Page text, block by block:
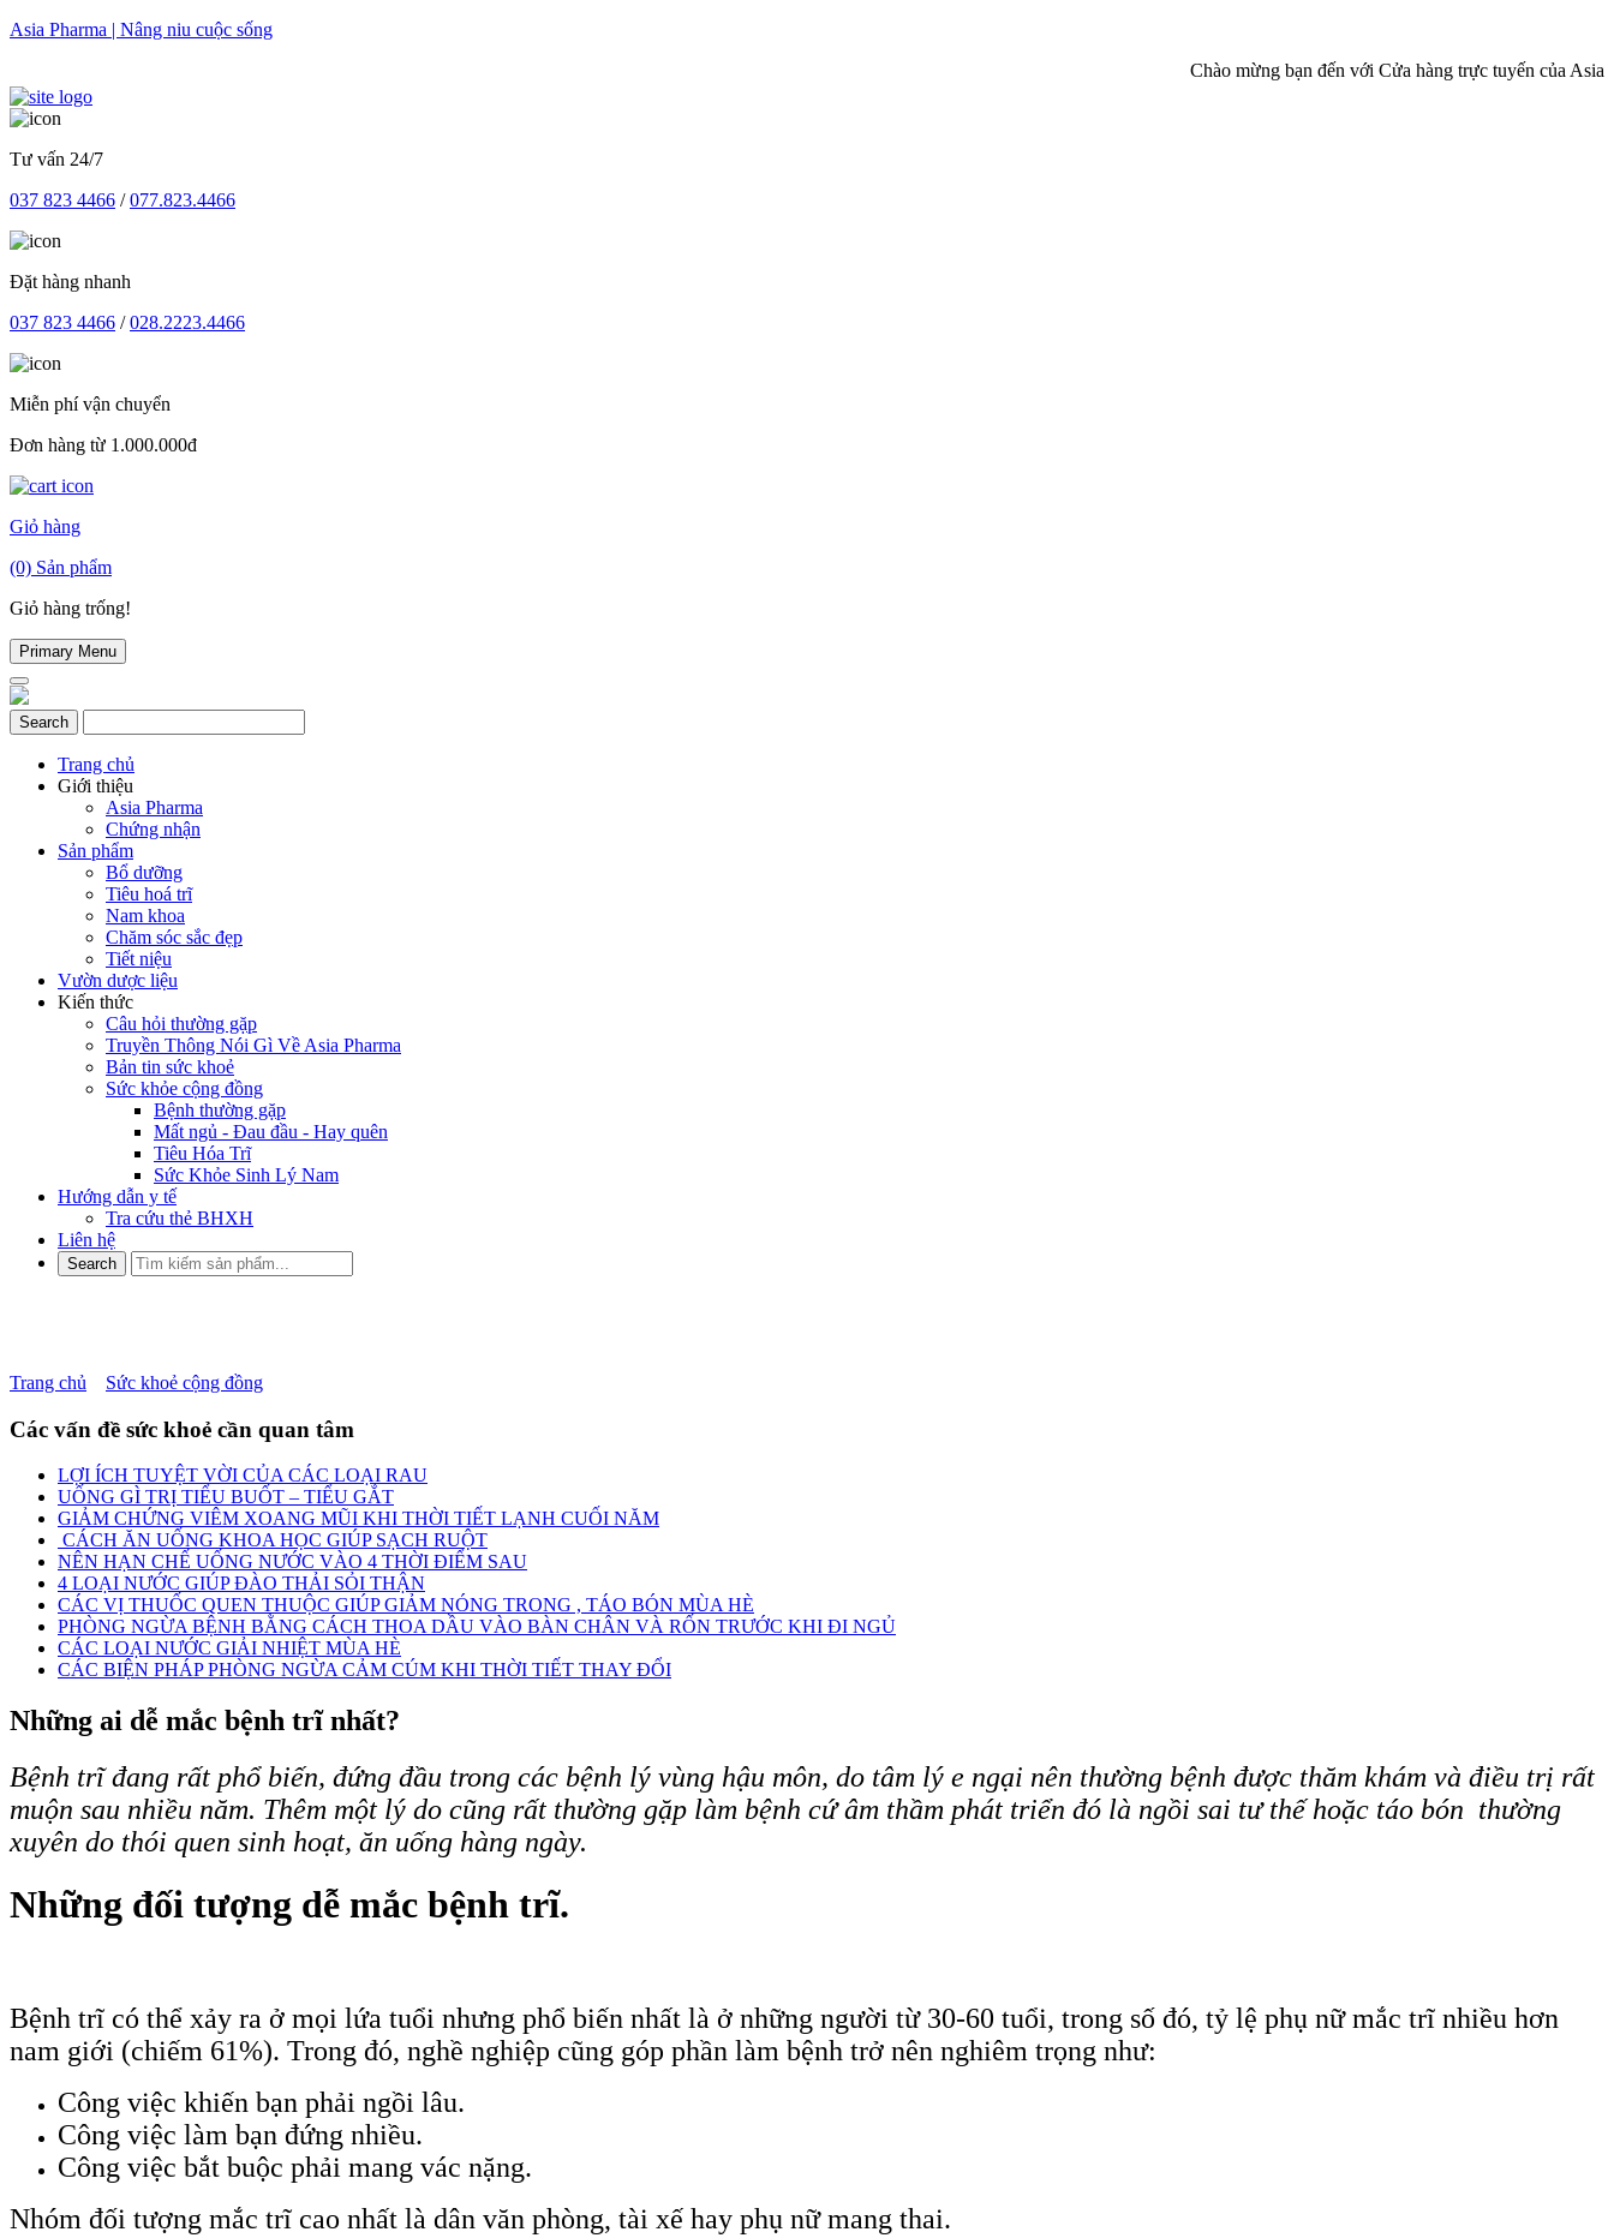
Skip
Asia Pharma | Nâng niu cuộc sống
Chào mừng bạn đến với Cửa hàng trực tuyến của Asia Pharma
Tư vấn 24/7
037 823 4466 /077.823.4466
Đặt hàng nhanh
037 823 4466 /028.2223.4466
Miễn phí vận chuyển
Đơn hàng từ 1.000.000đ
Giỏ hàng
(0) Sản phẩm
Giỏ hàng trống!
Primary Menu
Trang chủ
Giới thiệu
Asia Pharma
Chứng nhận
Sản phẩm
Bổ dưỡng
Tiêu hoá trĩ
Nam khoa
Chăm sóc sắc đẹp
Tiết niệu
Vườn dược liệu
Kiến thức
Câu hỏi thường gặp
Truyền Thông Nói Gì Về Asia Pharma
Bản tin sức khoẻ
Sức khỏe cộng đồng
Bệnh thường gặp
Mất ngủ - Đau đầu - Hay quên
Tiêu Hóa Trĩ
Sức Khỏe Sinh Lý Nam
Hướng dẫn y tế
Tra cứu thẻ BHXH
Liên hệ
Trang chủ Sức khoẻ cộng đồng
Các vấn đề sức khoẻ cần quan tâm
LỢI ÍCH TUYỆT VỜI CỦA CÁC LOẠI RAU
UỐNG GÌ TRỊ TIỂU BUỐT – TIỂU GẮT
GIẢM CHỨNG VIÊM XOANG MŨI KHI THỜI TIẾT LẠNH CUỐI NĂM
CÁCH ĂN UỐNG KHOA HỌC GIÚP SẠCH RUỘT
NÊN HẠN CHẾ UỐNG NƯỚC VÀO 4 THỜI ĐIỂM SAU
4 LOẠI NƯỚC GIÚP ĐÀO THẢI SỎI THẬN
CÁC VỊ THUỐC QUEN THUỘC GIÚP GIẢM NÓNG TRONG , TÁO BÓN MÙA HÈ
PHÒNG NGỪA BỆNH BẰNG CÁCH THOA DẦU VÀO BÀN CHÂN VÀ RỐN TRƯỚC KHI ĐI NGỦ
CÁC LOẠI NƯỚC GIẢI NHIỆT MÙA HÈ
CÁC BIỆN PHÁP PHÒNG NGỪA CẢM CÚM KHI THỜI TIẾT THAY ĐỔI
Những ai dễ mắc bệnh trĩ nhất?
Bệnh trĩ đang rất phổ biến, đứng đầu trong các bệnh lý vùng hậu môn, do tâm lý e ngại nên thường bệnh được thăm khám và điều trị rất
muộn sau nhiều năm. Thêm một lý do cũng rất thường gặp làm bệnh cứ âm thầm phát triển đó là ngồi sai tư thế hoặc táo bón thường
xuyên do thói quen sinh hoạt, ăn uống hàng ngày.
Những đối tượng dễ mắc bệnh trĩ.
Bệnh trĩ có thể xảy ra ở mọi lứa tuổi nhưng phổ biến nhất là ở những người từ 30-60 tuổi, trong số đó, tỷ lệ phụ nữ mắc trĩ nhiều hơn
nam giới (chiếm 61%). Trong đó, nghề nghiệp cũng góp phần làm bệnh trở nên nghiêm trọng như:
Công việc khiến bạn phải ngồi lâu.
Công việc làm bạn đứng nhiều.
Công việc bắt buộc phải mang vác nặng.
Nhóm đối tượng mắc trĩ cao nhất là dân văn phòng, tài xế hay phụ nữ mang thai.